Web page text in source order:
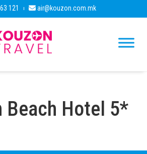
121 air@kouzon.com.mk
Beach Hotel 5*